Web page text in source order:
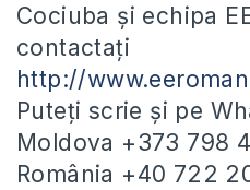
Cociuba și echipa
contactați
http://
Puteți scrie și pe
Moldova +373 798
România +40 722